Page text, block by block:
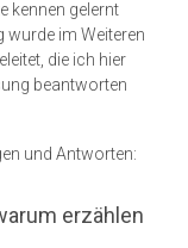
kennen gelernt
wurde im Weiteren
die ich hier
beantworten
und Antworten:
erzählen